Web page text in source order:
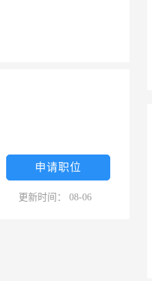
申请职位
更新时间： 08-06